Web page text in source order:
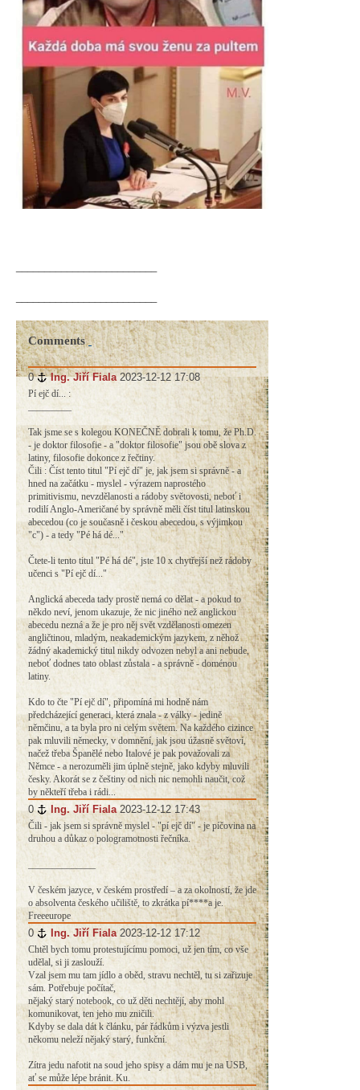
Comments
0 # Ing. Jiří Fiala 2023-12-12 17:08
Pí ejč dí... :
_________
Tak jsme se s kolegou KONEČNĚ dobrali k tomu, že Ph.D.
- je doktor filosofie - a "doktor filosofie" jsou obě slova z
latiny, filosofie dokonce z řečtiny.
Čili : Číst tento titul "Pí ejč dí" je, jak jsem si správně - a
hned na začátku - myslel - výrazem naprostého
primitivismu, nevzdělanosti a rádoby světovosti, neboť i
rodilí Anglo-Američané by správně měli číst titul latinskou
abecedou (co je současně i českou abecedou, s výjimkou
"c") - a tedy "Pé há dé..."
Čtete-li tento titul "Pé há dé", jste 10 x chytřejší než rádoby
učenci s "Pí ejč dí..."
Anglická abeceda tady prostě nemá co dělat - a pokud to
někdo neví, jenom ukazuje, že nic jiného než anglickou
abecedu nezná a že je pro něj svět vzdělanosti omezen
angličtinou, mladým, neakademickým jazykem, z něhož
žádný akademický titul nikdy odvozen nebyl a ani nebude,
neboť dodnes tato oblast zůstala - a správně - doménou
latiny.
Kdo to čte "Pí ejč dí", připomíná mi hodně nám
předcházející generaci, která znala - z války - jedině
němčinu, a ta byla pro ni celým světem. Na každého cizince
pak mluvili německy, v domnění, jak jsou úžasně světoví,
načež třeba Španělé nebo Italové je pak považovali za
Němce - a nerozuměli jim úplně stejně, jako kdyby mluvili
česky. Akorát se z češtiny od nich nic nemohli naučit, což
by někteří třeba i rádi...
0 # Ing. Jiří Fiala 2023-12-12 17:43
Čili - jak jsem si správně myslel - "pí ejč dí" - je píčovina na
druhou a důkaz o pologramotnosti řečníka.
______________
V českém jazyce, v českém prostředí – a za okolností, že jde
o absolventa českého učiliště, to zkrátka pí****a je.
Freeeurope
0 # Ing. Jiří Fiala 2023-12-12 17:12
Chtěl bych tomu protestujícímu pomoci, už jen tím, co vše
udělal, si ji zaslouží.
Vzal jsem mu tam jídlo a oběd, stravu nechtěl, tu si zařizuje
sám. Potřebuje počítač,
nějaký starý notebook, co už děti nechtějí, aby mohl
komunikovat, ten jeho mu zničili.
Kdyby se dala dát k článku, pár řádkům i výzva jestli
někomu neleží nějaký starý, funkční.
Zítra jedu nafotit na soud jeho spisy a dám mu je na USB,
ať se může lépe bránit. Ku.